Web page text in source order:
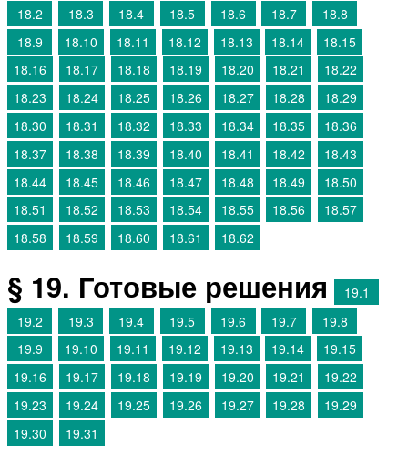
18.2
18.3 18.4 18.5 18.6 18.7
18.8
18.9
18.10 18.11 18.12 18.13 18.14
18.15
18.16
18.17 18.18 18.19 18.20 18.21
18.22
18.23
18.24 18.25 18.26 18.27 18.28
18.29
18.30
18.31 18.32 18.33 18.34 18.35
18.36
18.37
18.38 18.39 18.40 18.41 18.42
18.43
18.44
18.45 18.46 18.47 18.48 18.49
18.50
18.51
18.52 18.53 18.54 18.55 18.56
18.57
18.58
18.59 18.60 18.61 18.62
§ 19. Готовые решения
19.1
19.2
19.3 19.4 19.5 19.6 19.7
19.8
19.9
19.10 19.11 19.12 19.13 19.14
19.15
19.16
19.17 19.18 19.19 19.20 19.21
19.22
19.23
19.24 19.25 19.26 19.27 19.28
19.29
19.30
19.31